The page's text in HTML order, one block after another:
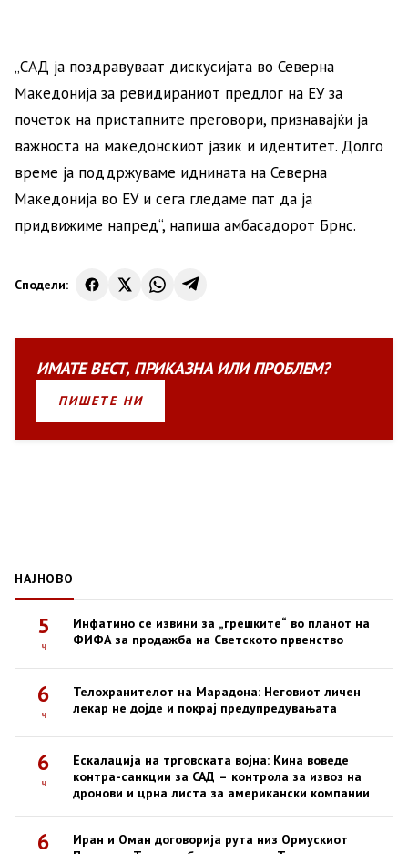
„САД ја поздравуваат дискусијата во Северна
Македонија за ревидираниот предлог на ЕУ за
почеток на пристапните преговори, признавајќи ја
важноста на македонскиот јазик и идентитет. Долго
време ја поддржуваме иднината на Северна
Македонија во ЕУ и сега гледаме пат да ја
придвижиме напред“, напиша амбасадорот Брнс.
Сподели:
ИМАТЕВЕСТ, ПРИКАЗНАИЛИПРОБЛЕМ?
ПИШЕТЕ НИ
НАЈНОВО
5
ч
Инфатино се извини за „грешките“ во планот на
ФИФА за продажба на Светското првенство
6
ч
Телохранителот на Марадона: Неговиот личен
лекар не дојде и покрај предупредувањата
6
ч
Ескалација на трговската војна: Кина воведе
контра-санкции за САД – контрола за извоз на
дронови и црна листа за американски компании
6
Иран и Оман договорија рута низ Ормускиот